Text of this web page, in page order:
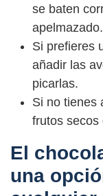
se baten
apelmazado.
Si prefieres
añadir las
picarlas.
Si no tienes
frutos secos
El
una